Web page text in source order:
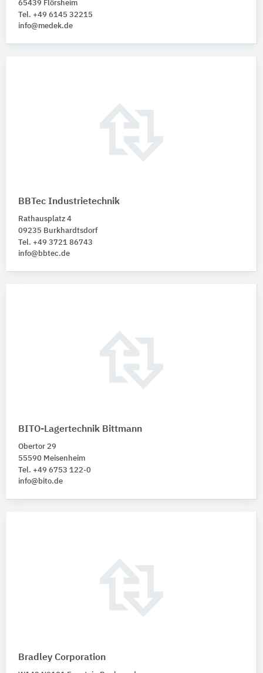
65439 Flörsheim
Tel. +49 6145 32215
info@medek.de
BBTec Industrietechnik
Rathausplatz 4
09235 Burkhardtsdorf
Tel. +49 3721 86743
info@bbtec.de
BITO-Lagertechnik Bittmann
Obertor 29
55590 Meisenheim
Tel. +49 6753 122-0
info@bito.de
Bradley Corporation